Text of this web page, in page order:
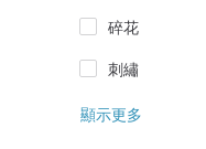
碎花
刺繡
顯示更多